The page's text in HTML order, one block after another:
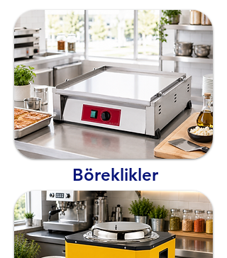
Böreklikler